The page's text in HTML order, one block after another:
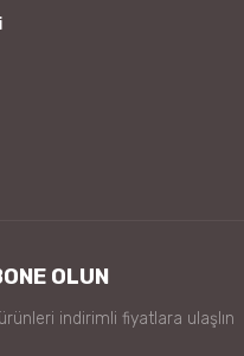
OLUN
indirimli fiyatlara ulaşlın